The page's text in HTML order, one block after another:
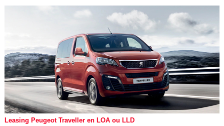
Leasing Peugeot Traveller en LOA ou LLD